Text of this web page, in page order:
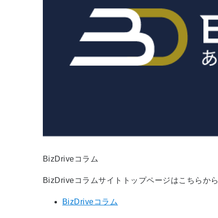
BizDriveコラム
BizDriveコラムサイトトップページはこちらか
BizDriveコラム